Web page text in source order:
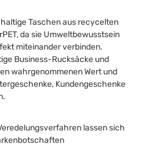
Taschen aus recycelten
da sie Umweltbewusstsein
miteinander verbinden.
Business-Rucksäcke und
wahrgenommenen Wert und
Kundengeschenke
lassen sich